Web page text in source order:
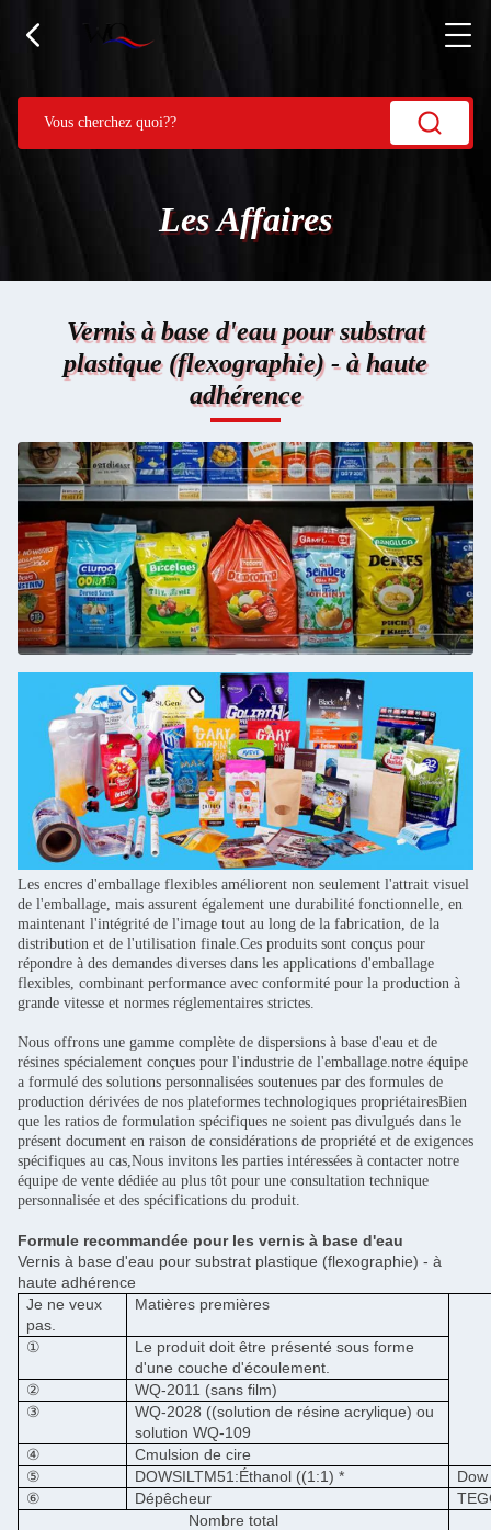
Les Affaires
Vernis à base d'eau pour substrat
plastique (flexographie) - à haute
adhérence
Les encres d'emballage flexibles améliorent non seulement l'attrait visuel
de l'emballage, mais assurent également une durabilité fonctionnelle, en
maintenant l'intégrité de l'image tout au long de la fabrication, de la
distribution et de l'utilisation finale.Ces produits sont conçus pour
répondre à des demandes diverses dans les applications d'emballage
flexibles, combinant performance avec conformité pour la production à
grande vitesse et normes réglementaires strictes.
Nous offrons une gamme complète de dispersions à base d'eau et de
résines spécialement conçues pour l'industrie de l'emballage.notre équipe
a formulé des solutions personnalisées soutenues par des formules de
production dérivées de nos plateformes technologiques propriétairesBien
que les ratios de formulation spécifiques ne soient pas divulgués dans le
présent document en raison de considérations de propriété et de exigences
spécifiques au cas,Nous invitons les parties intéressées à contacter notre
équipe de vente dédiée au plus tôt pour une consultation technique
personnalisée et des spécifications du produit.
Formule recommandée pour les vernis à base d'eau
Vernis à base d'eau pour substrat plastique (flexographie) - à
haute adhérence
Je ne veux
pas.
Matières premières
①
Le produit doit être présenté sous forme
d'une couche d'écoulement.
②
WQ-2011 (sans film)
③
WQ-2028 ((solution de résine acrylique) ou
solution WQ-109
④
Cmulsion de cire
⑤
DOWSILTM51:Éthanol ((1:1) *
⑥
Dépêcheur
Nombre total